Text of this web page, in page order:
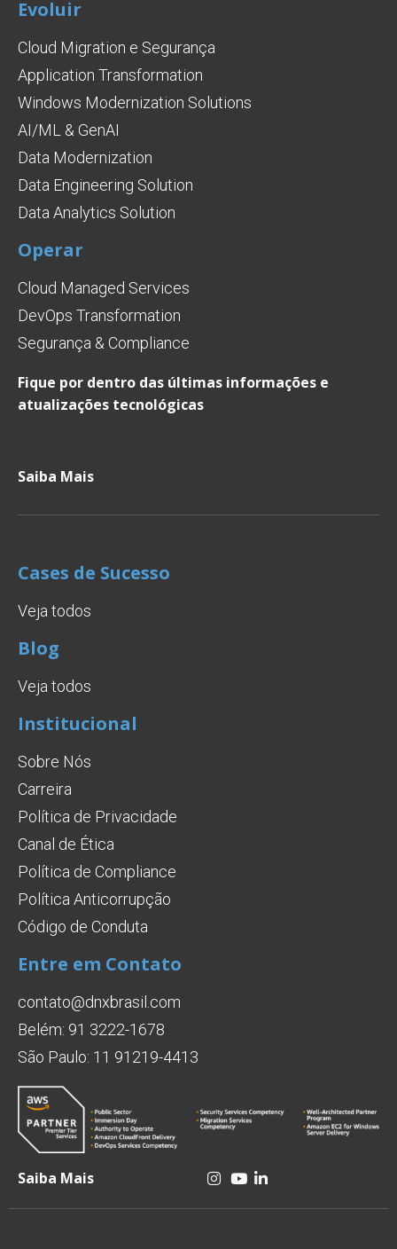
Evoluir
Cloud Migration e Segurança
Application Transformation
Windows Modernization Solutions
AI/ML & GenAI
Data Modernization
Data Engineering Solution
Data Analytics Solution
Operar
Cloud Managed Services
DevOps Transformation
Segurança & Compliance
Fique por dentro das últimas informações e
atualizações tecnológicas
Saiba Mais
Cases de Sucesso
Veja todos
Blog
Veja todos
Institucional
Sobre Nós
Carreira
Política de Privacidade
Canal de Ética
Política de Compliance
Política Anticorrupção
Código de Conduta
Entre em Contato
contato@dnxbrasil.com
Belém: 91 3222-1678
São Paulo: 11 91219-4413
Saiba Mais